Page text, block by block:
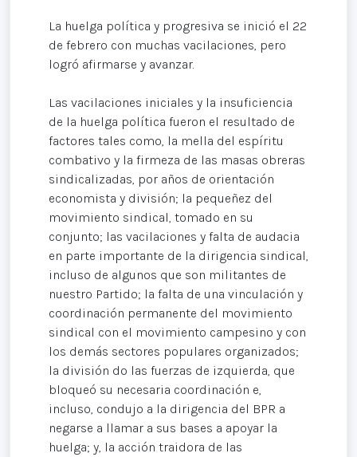
La huelga política y progresiva se inició el 22
de febrero con muchas vacilaciones, pero
logró afirmarse y avanzar.
Las vacilaciones iniciales y la insuficiencia
de la huelga política fueron el resultado de
factores tales como, la mella del espíritu
combativo y la firmeza de las masas obreras
sindicalizadas, por años de orientación
economista y división; la pequeñez del
movimiento sindical, tomado en su
conjunto; las vacilaciones y falta de audacia
en parte importante de la dirigencia sindical,
incluso de algunos que son militantes de
nuestro Partido; la falta de una vinculación y
coordinación permanente del movimiento
sindical con el movimiento campesino y con
los demás sectores populares organizados;
la división do las fuerzas de izquierda, que
bloqueó su necesaria coordinación e,
incluso, condujo a la dirigencia del BPR a
negarse a llamar a sus bases a apoyar la
huelga; y, la acción traidora de las